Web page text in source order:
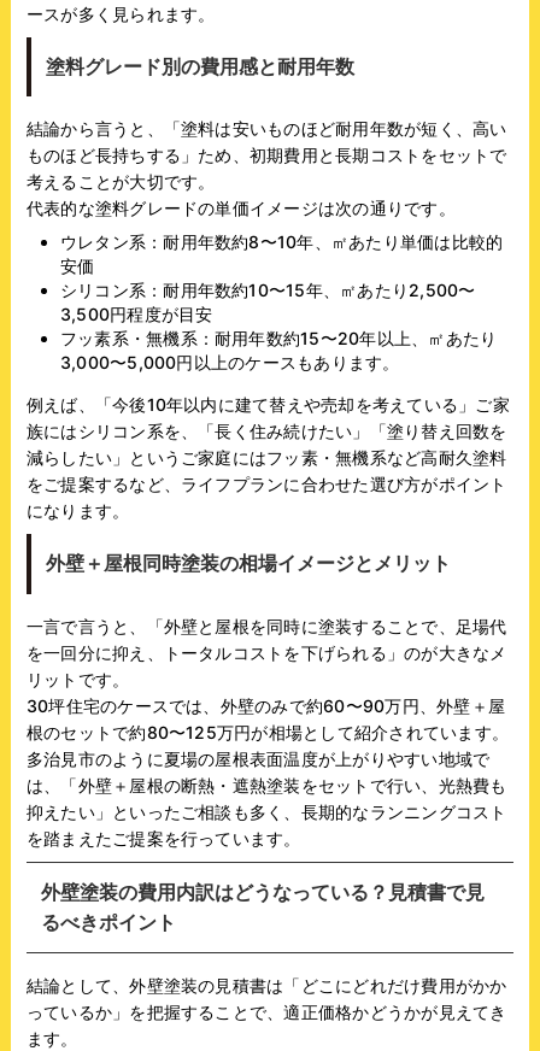
ースが多く見られます。
塗料グレード別の費用感と耐用年数
結論から言うと、「塗料は安いものほど耐用年数が短く、高い
ものほど長持ちする」ため、初期費用と長期コストをセットで
考えることが大切です。
代表的な塗料グレードの単価イメージは次の通りです。
ウレタン系：耐用年数約8〜10年、㎡あたり単価は比較的
安価
シリコン系：耐用年数約10〜15年、㎡あたり2,500〜
3,500円程度が目安
フッ素系・無機系：耐用年数約15〜20年以上、㎡あたり
3,000〜5,000円以上のケースもあります。
例えば、「今後10年以内に建て替えや売却を考えている」ご家
族にはシリコン系を、「長く住み続けたい」「塗り替え回数を
減らしたい」というご家庭にはフッ素・無機系など高耐久塗料
をご提案するなど、ライフプランに合わせた選び方がポイント
になります。
外壁＋屋根同時塗装の相場イメージとメリット
一言で言うと、「外壁と屋根を同時に塗装することで、足場代
を一回分に抑え、トータルコストを下げられる」のが大きなメ
リットです。
30坪住宅のケースでは、外壁のみで約60〜90万円、外壁＋屋
根のセットで約80〜125万円が相場として紹介されています。
多治見市のように夏場の屋根表面温度が上がりやすい地域で
は、「外壁＋屋根の断熱・遮熱塗装をセットで行い、光熱費も
抑えたい」といったご相談も多く、長期的なランニングコスト
を踏まえたご提案を行っています。
外壁塗装の費用内訳はどうなっている？見積書で見
るべきポイント
結論として、外壁塗装の見積書は「どこにどれだけ費用がかか
っているか」を把握することで、適正価格かどうかが見えてき
ます。